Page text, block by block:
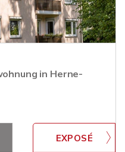
in Herne-